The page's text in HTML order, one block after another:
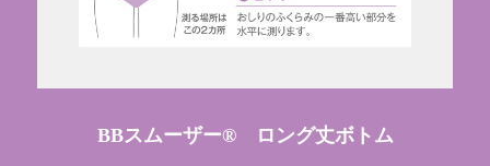
BBスムーザー® ロング丈ボトム